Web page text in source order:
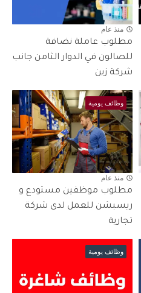
منذ عام
مطلوب عاملة نضافة
للصالون في الدوار الثامن جانب
شركة زين
وظائف يومية
منذ عام
مطلوب موظفين مستودع و
ريسبشن للعمل لدى شركة
تجارية
وظائف يومية